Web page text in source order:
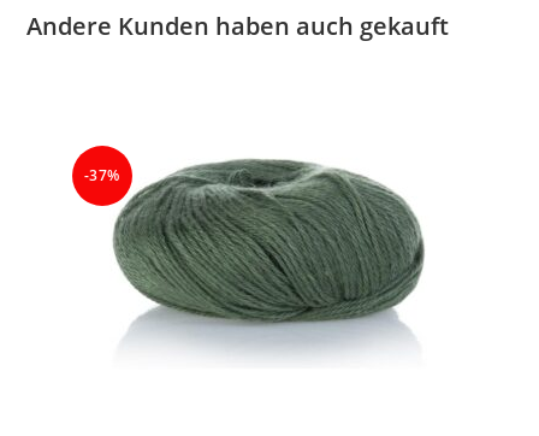
Andere Kunden haben auch gekauft
-37%